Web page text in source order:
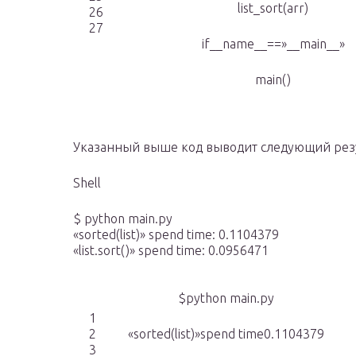
26
27
list_sort(arr)
if__name__==»__main__»
main()
Указанный выше код выводит следующий
Shell
$ python main.py
«sorted(list)» spend time: 0.1104379
«list.sort()» spend time: 0.0956471
1
2
3
$python main.py
«sorted(list)»spend time0.1104379